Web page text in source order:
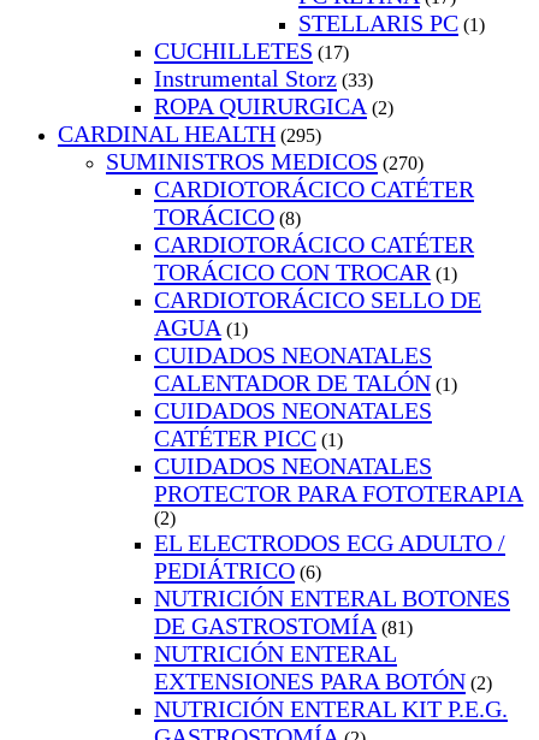
STELLARIS PC (1)
CUCHILLETES (17)
Instrumental Storz (33)
ROPA QUIRURGICA (2)
CARDINAL HEALTH (295)
SUMINISTROS MEDICOS (270)
CARDIOTORÁCICO CATÉTER
TORÁCICO (8)
CARDIOTORÁCICO CATÉTER
TORÁCICO CON TROCAR (1)
CARDIOTORÁCICO SELLO DE
AGUA (1)
CUIDADOS NEONATALES
CALENTADOR DE TALÓN (1)
CUIDADOS NEONATALES
CATÉTER PICC (1)
CUIDADOS NEONATALES
PROTECTOR PARA FOTOTERAPIA
(2)
EL ELECTRODOS ECG ADULTO /
PEDIÁTRICO (6)
NUTRICIÓN ENTERAL BOTONES
DE GASTROSTOMÍA (81)
NUTRICIÓN ENTERAL
EXTENSIONES PARA BOTÓN (2)
NUTRICIÓN ENTERAL KIT P.E.G.